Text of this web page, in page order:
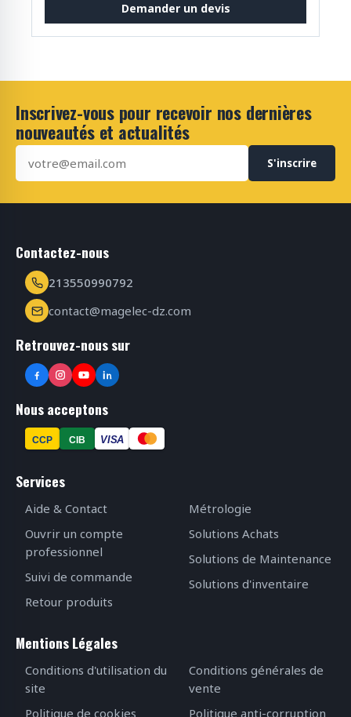
Demander un devis
Inscrivez-vous pour recevoir nos dernières
nouveautés et actualités
S'inscrire
Contactez-nous
213550990792
contact@magelec-dz.com
Retrouvez-nous sur
Nous acceptons
CCP CIB VISA
Services
Aide & Contact
Ouvrir un compte
professionnel
Suivi de commande
Retour produits
Métrologie
Solutions Achats
Solutions de Maintenance
Solutions d'inventaire
Mentions Légales
Conditions d'utilisation du
site
Politique de cookies
Conditions générales de
vente
Politique anti-corruption